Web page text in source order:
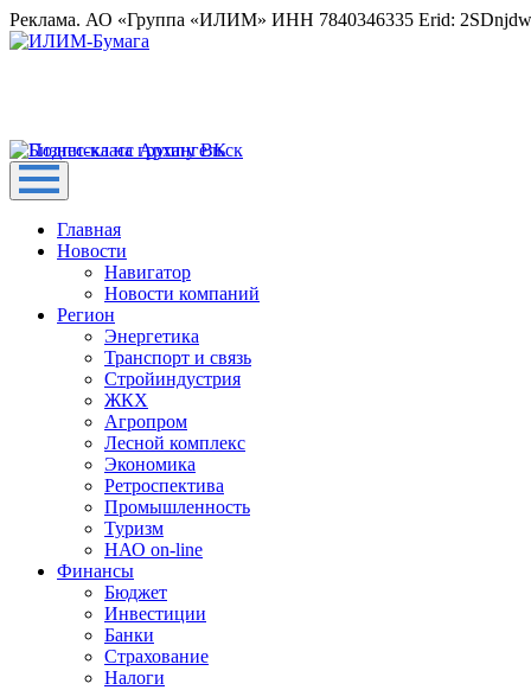
Реклама. АО «Группа «ИЛИМ» ИНН 7840346335 Erid:
Главная
Новости
Навигатор
Новости компаний
Регион
Энергетика
Транспорт и связь
Стройиндустрия
ЖКХ
Агропром
Лесной комплекс
Экономика
Ретроспектива
Промышленность
Туризм
НАО on-line
Финансы
Бюджет
Инвестиции
Банки
Страхование
Налоги